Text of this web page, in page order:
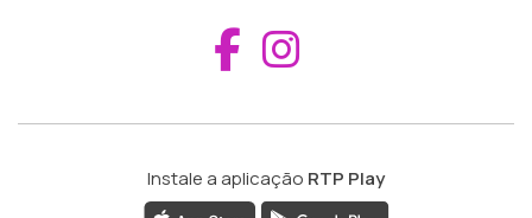
Aceder ao
Instale a aplicação RTP Play